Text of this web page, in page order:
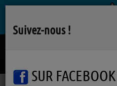
Suivez-nous !
SUR FACEBOOK